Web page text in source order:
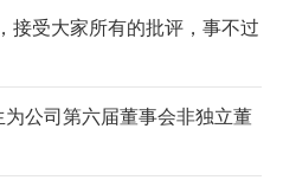
接受大家所有的批评，事不过
公司第六届董事会非独立董